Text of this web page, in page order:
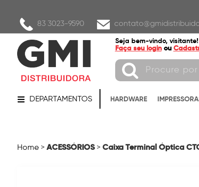
83 3023-9590
Seja bem-vindo, visitante!
Faça seu login ou
DEPARTAMENTOS HARDWARE
Home > ACESSÓRIOS > Caixa Terminal Óptica